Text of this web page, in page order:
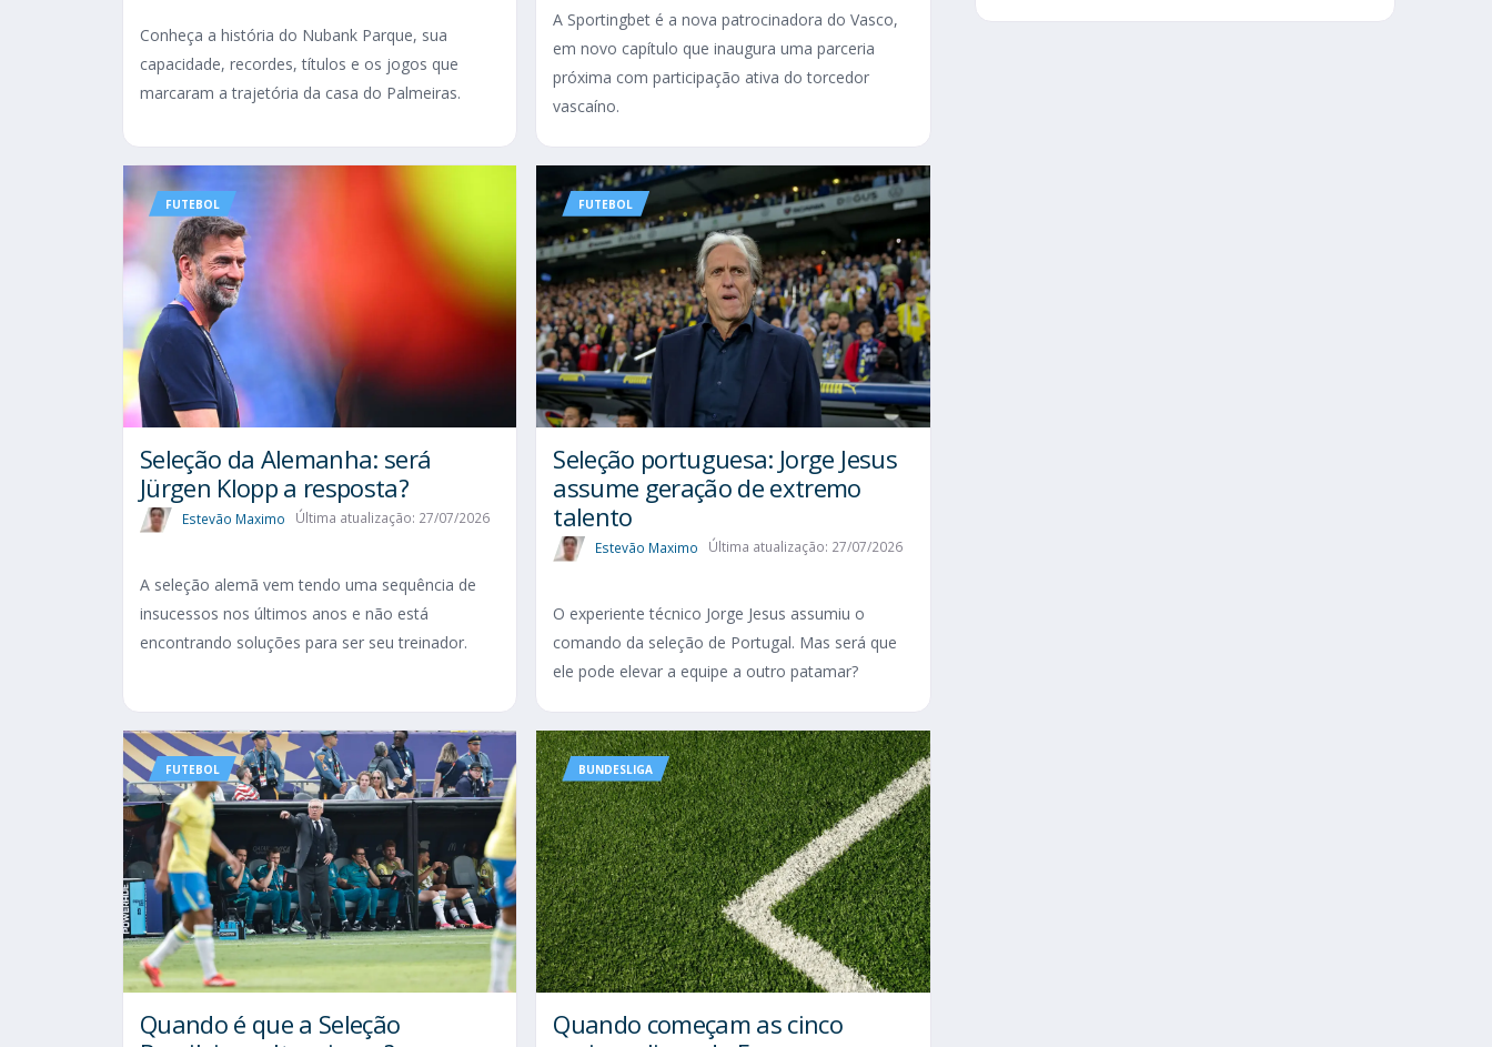
Conheça a história do Nubank Parque, sua
capacidade, recordes, títulos e os jogos que
marcaram a trajetória da casa do Palmeiras.
A Sportingbet é a nova patrocinadora do Vasco,
em novo capítulo que inaugura uma parceria
próxima com participação ativa do torcedor
vascaíno.
FUTEBOL
Seleção da Alemanha: será
Jürgen Klopp a resposta?
Estevão Maximo Última atualização: 27/07/2026
A seleção alemã vem tendo uma sequência de
insucessos nos últimos anos e não está
encontrando soluções para ser seu treinador.
FUTEBOL
Seleção portuguesa: Jorge Jesus
assume geração de extremo
talento
Estevão Maximo Última atualização: 27/07/2026
O experiente técnico Jorge Jesus assumiu o
comando da seleção de Portugal. Mas será que
ele pode elevar a equipe a outro patamar?
FUTEBOL
Quando é que a Seleção
BUNDESLIGA
Quando começam as cinco